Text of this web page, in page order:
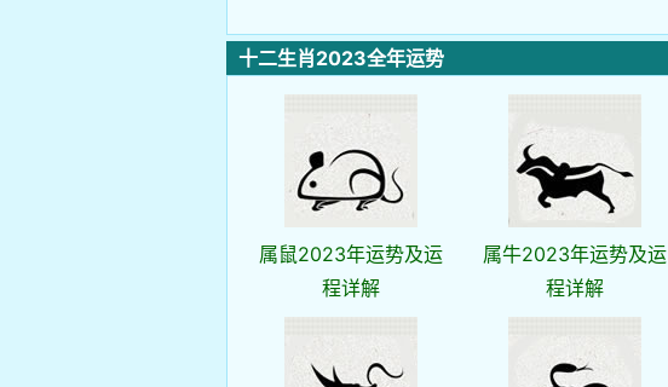
十二生肖2023全年运势
属鼠2023年运势及运
程详解
属牛2023年运势及运
程详解